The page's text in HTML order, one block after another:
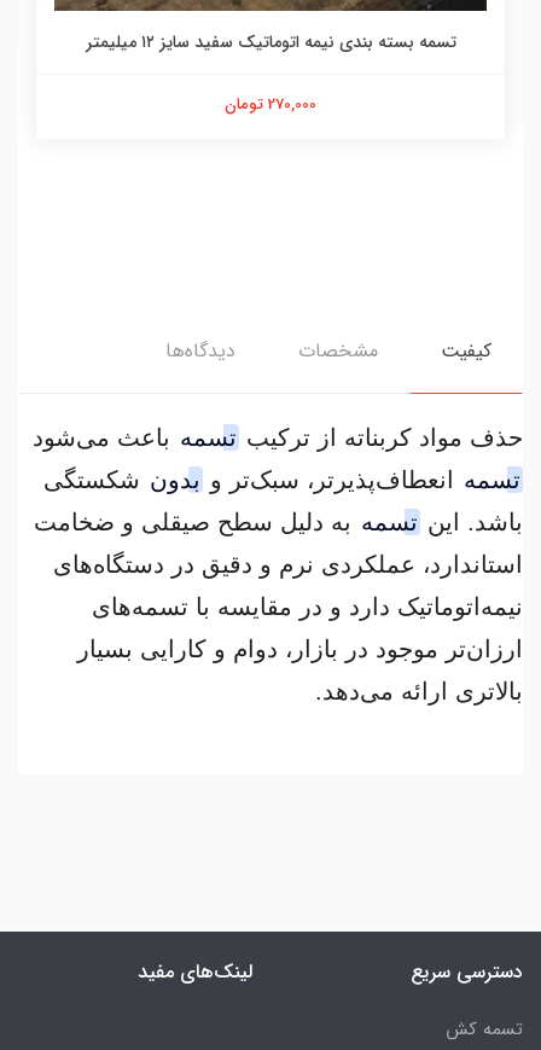
تسمه بسته بندی نیمه اتوماتیک سفید سایز ۱۲ میلیمتر
270,000 تومان
کیفیت مشخصات دیدگاه‌ها
حذف مواد کربناته از ترکیب تسمه باعث می‌شود
تسمه انعطاف‌پذیرتر، سبک‌تر و بدون شکستگی
باشد. این تسمه به دلیل سطح صیقلی و ضخامت
استاندارد، عملکردی نرم و دقیق در دستگاه‌های
نیمه‌اتوماتیک دارد و در مقایسه با تسمه‌های
ارزان‌تر موجود در بازار، دوام و کارایی بسیار
بالاتری ارائه می‌دهد.
دسترسی سریع
تسمه کش
لینک‌های مفید